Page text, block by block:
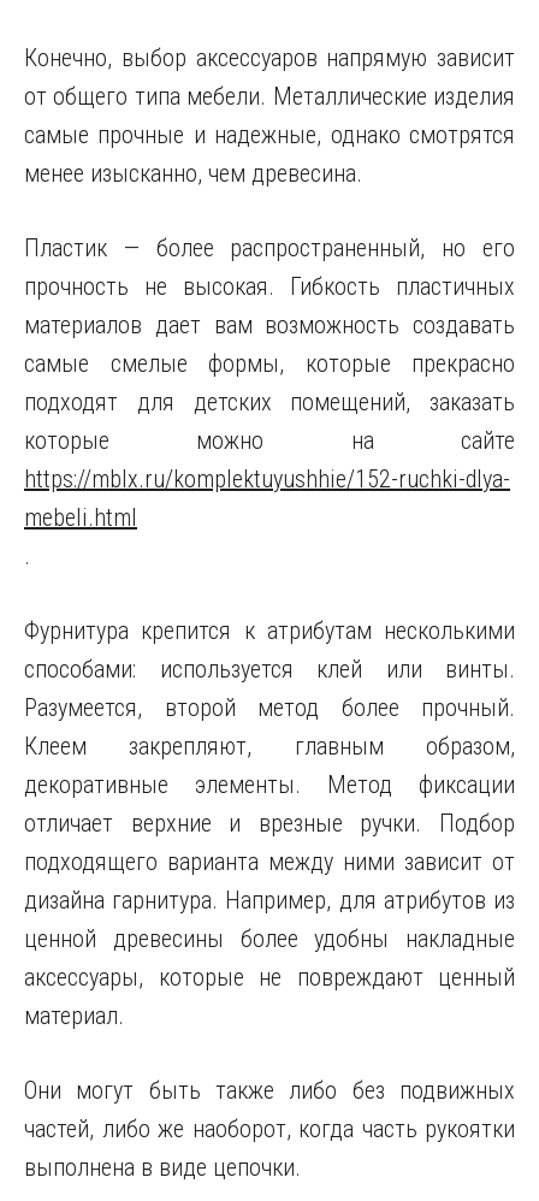
Конечно, выбор аксессуаров напрямую зависит
от общего типа мебели. Металлические изделия
самые прочные и надежные, однако смотрятся
менее изысканно, чем древесина.
Пластик — более распространенный, но его
прочность не высокая. Гибкость пластичных
материалов дает вам возможность создавать
самые смелые формы, которые прекрасно
подходят для детских помещений, заказать
которые можно на сайте
https://mblx.ru/komplektuyushhie/152-ruchki-dlya-
mebeli.html
.
Фурнитура крепится к атрибутам несколькими
способами: используется клей или винты.
Разумеется, второй метод более прочный.
Клеем закрепляют, главным образом,
декоративные элементы. Метод фиксации
отличает верхние и врезные ручки. Подбор
подходящего варианта между ними зависит от
дизайна гарнитура. Например, для атрибутов из
ценной древесины более удобны накладные
аксессуары, которые не повреждают ценный
материал.
Они могут быть также либо без подвижных
частей, либо же наоборот, когда часть рукоятки
выполнена в виде цепочки.